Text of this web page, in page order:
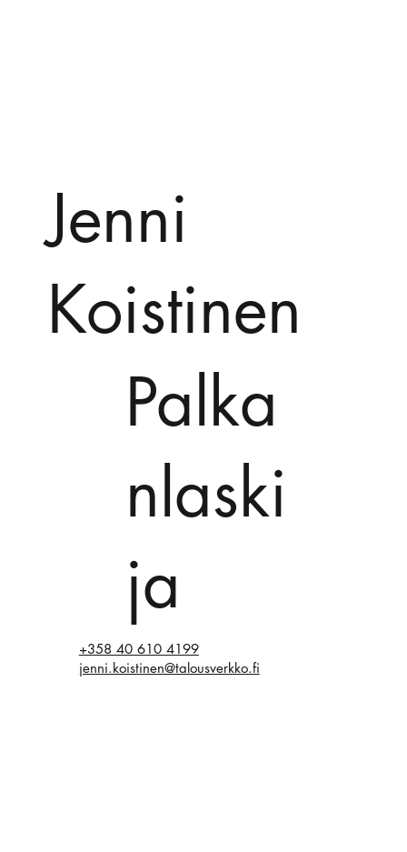
Jenni
Koistinen
Palka
nlaski
ja
+358 40 610 4199
jenni.koistinen@talousverkko.fi